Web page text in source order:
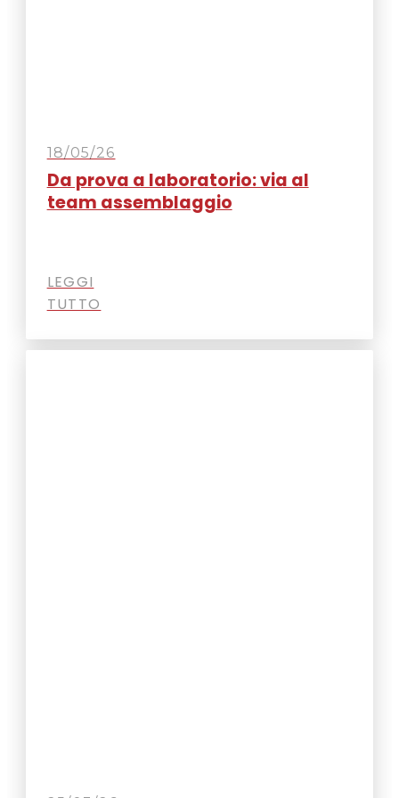
18/05/26
Da prova a laboratorio: via al
team assemblaggio
LEGGI
TUTTO